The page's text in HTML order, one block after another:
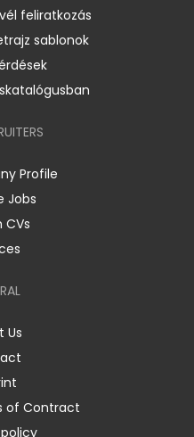
feliratkozás
sablonok
Profile
Jobs
CVs
Us
of Contract